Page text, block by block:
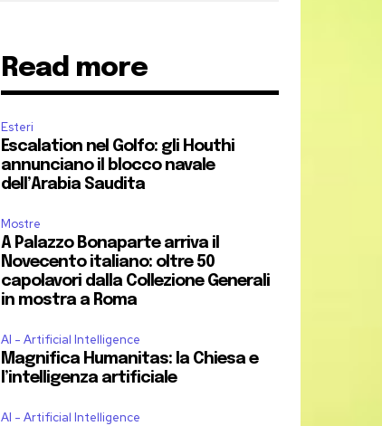
Read more
Esteri
Escalation nel Golfo: gli Houthi
annunciano il blocco navale
dell’Arabia Saudita
Mostre
A Palazzo Bonaparte arriva il
Novecento italiano: oltre 50
capolavori dalla Collezione Generali
in mostra a Roma
AI - Artificial Intelligence
Magnifica Humanitas: la Chiesa e
l’intelligenza artificiale
AI - Artificial Intelligence